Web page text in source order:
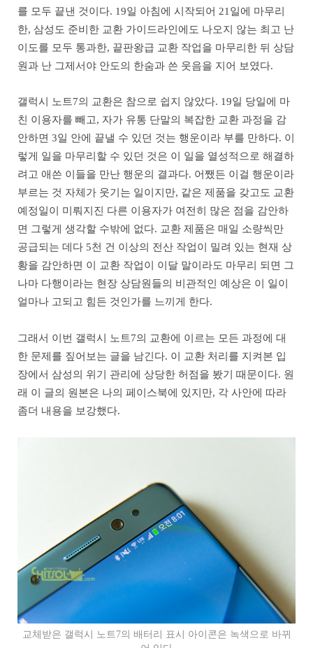
를 모두 끝낸 것이다. 19일 아침에 시작되어 21일에 마무리
한, 삼성도 준비한 교환 가이드라인에도 나오지 않는 최고 난
이도를 모두 통과한, 끝판왕급 교환 작업을 마무리한 뒤 상담
원과 난 그제서야 안도의 한숨과 쓴 웃음을 지어 보였다.
갤럭시 노트7의 교환은 참으로 쉽지 않았다. 19일 당일에 마
친 이용자를 빼고, 자가 유통 단말의 복잡한 교환 과정을 감
안하면 3일 안에 끝낼 수 있던 것는 행운이라 부를 만하다. 이
렇게 일을 마무리할 수 있던 것은 이 일을 열성적으로 해결하
려고 애쓴 이들을 만난 행운의 결과다. 어쨌든 이걸 행운이라
부르는 것 자체가 웃기는 일이지만, 같은 제품을 갖고도 교환
예정일이 미뤄지진 다른 이용자가 여전히 많은 점을 감안하
면 그렇게 생각할 수밖에 없다. 교환 제품은 매일 소량씩만
공급되는 데다 5천 건 이상의 전산 작업이 밀려 있는 현재 상
황을 감안하면 이 교환 작업이 이달 말이라도 마무리 되면 그
나마 다행이라는 현장 상담원들의 비관적인 예상은 이 일이
얼마나 고되고 힘든 것인가를 느끼게 한다.
그래서 이번 갤럭시 노트7의 교환에 이르는 모든 과정에 대
한 문제를 짚어보는 글을 남긴다. 이 교환 처리를 지켜본 입
장에서 삼성의 위기 관리에 상당한 허점을 봤기 때문이다. 원
래 이 글의 원본은 나의 페이스북에 있지만, 각 사안에 따라
좀더 내용을 보강했다.
교체받은 갤럭시 노트7의 배터리 표시 아이콘은 녹색으로 바뀌